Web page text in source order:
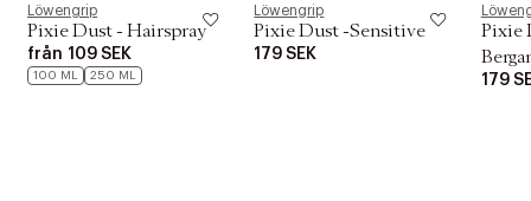
e
c
Löwengrip
Pixie Dust - Hairspray
från 109 SEK
100 ML 250 ML
Löwengrip
Pixie Dust -Sensitive
179 SEK
Pixie
179